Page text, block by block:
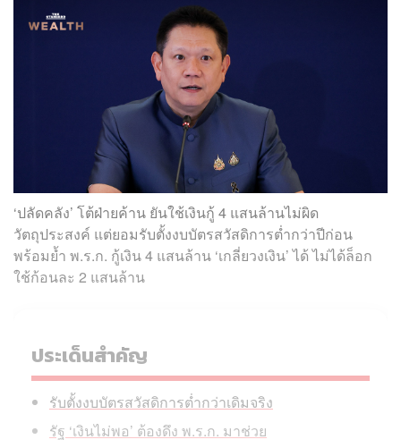
‘ปลัดคลัง’ โต้ฝ่ายค้าน ยันใช้เงินกู้ 4 แสนล้านไม่ผิด
วัตถุประสงค์ แต่ยอมรับตั้งงบบัตรสวัสดิการต่ำกว่าปีก่อน
พร้อมย้ำ พ.ร.ก. กู้เงิน 4 แสนล้าน ‘เกลี่ยวงเงิน’ ได้ ไม่ได้ล็อก
ใช้ก้อนละ 2 แสนล้าน
ประเด็นสำคัญ
รับตั้งงบบัตรสวัสดิการต่ำกว่าเดิมจริง
รัฐ ‘เงินไม่พอ’ ต้องดึง พ.ร.ก. มาช่วย